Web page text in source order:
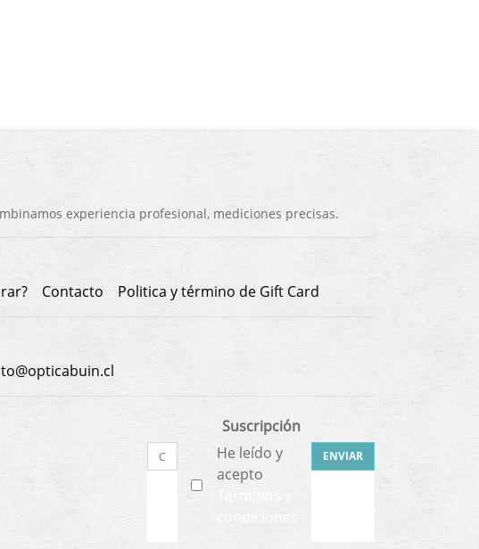
experiencia profesional, mediciones precisas.
Contacto Politica y término de Gift Card
Suscripción
He leído y
acepto
ENVIAR